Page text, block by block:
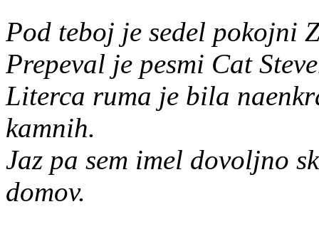
Pod teboj je sedel pokojni
Prepeval je pesmi Cat
Literca ruma je bila
kamnih.
Jaz pa sem imel dovoljno
domov.